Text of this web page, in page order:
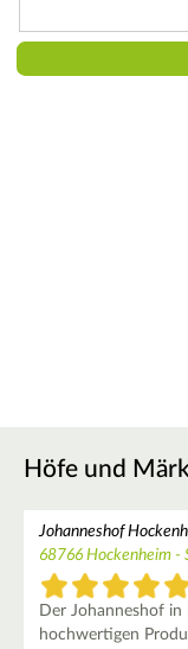
Höfe und
Johanneshof
68766 Hockenheim -
Der Johanneshof in
hochwertigen